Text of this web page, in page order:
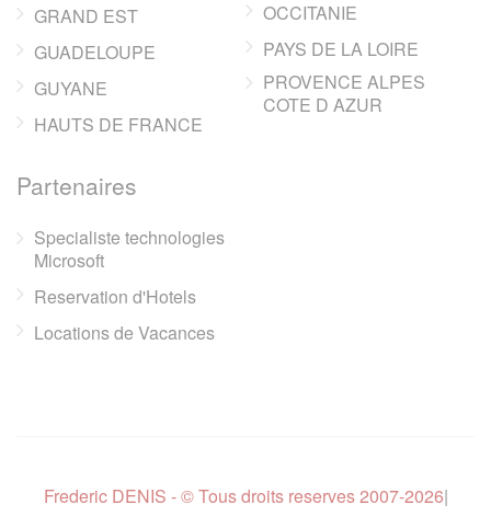
GRAND EST
GUADELOUPE
GUYANE
HAUTS DE FRANCE
OCCITANIE
PAYS DE LA LOIRE
PROVENCE ALPES
COTE D AZUR
Partenaires
Specialiste technologies
Microsoft
Reservation d'Hotels
Locations de Vacances
Frederic DENIS - © Tous droits reserves 2007-2026|